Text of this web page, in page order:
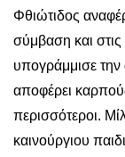
Φθιώτιδος
σύμβαση και
υπογράμμισε την
αποφέρει
περισσότεροι.
καινούργιου